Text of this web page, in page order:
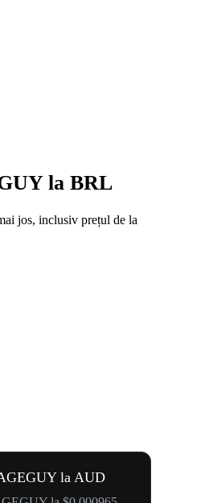
la BRL
jos, inclusiv prețul de la
la AUD